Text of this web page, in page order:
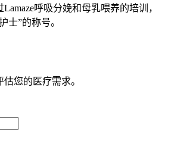
呼吸分娩和母乳喂养的培训，
士”的称号。
您的医疗需求。